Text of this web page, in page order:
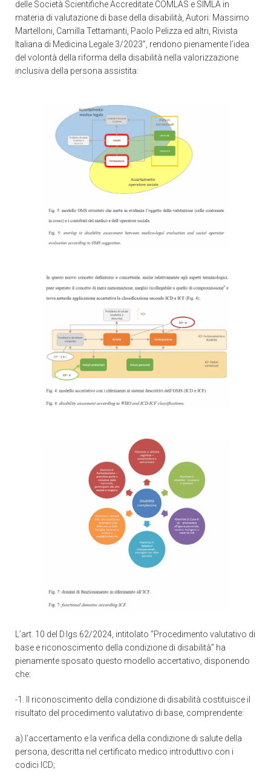
delle Società Scientifiche Accreditate COMLAS e SIMLA in
materia di valutazione di base della disabilità, Autori: Massimo
Martelloni, Camilla Tettamanti, Paolo Pelizza ed altri, Rivista
Italiana di Medicina Legale 3/2023”, rendono pienamente l’idea
del volontà della riforma della disabilità nella valorizzazione
inclusiva della persona assistita:
L’art. 10 del D.lgs 62/2024, intitolato “Procedimento valutativo di
base e riconoscimento della condizione di disabilità” ha
pienamente sposato questo modello accertativo, disponendo
che:
-1. Il riconoscimento della condizione di disabilità costituisce il
risultato del procedimento valutativo di base, comprendente:
a) l’accertamento e la verifica della condizione di salute della
persona, descritta nel certificato medico introduttivo con i
codici ICD;